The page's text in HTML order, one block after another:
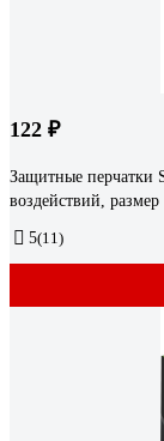
122 ₽
Защитные перчатки
воздействий,
5(11)